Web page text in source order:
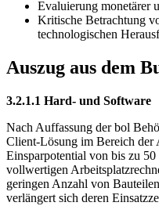
Evaluierung monetärer
Kritische Betrachtung
technologischen
Auszug aus dem
3.2.1.1 Hard- und Software
Nach Auffassung der bol
Client-Lösung im Bereich der
Einsparpotential von bis zu
vollwertigen
geringen Anzahl von
verlängert sich deren